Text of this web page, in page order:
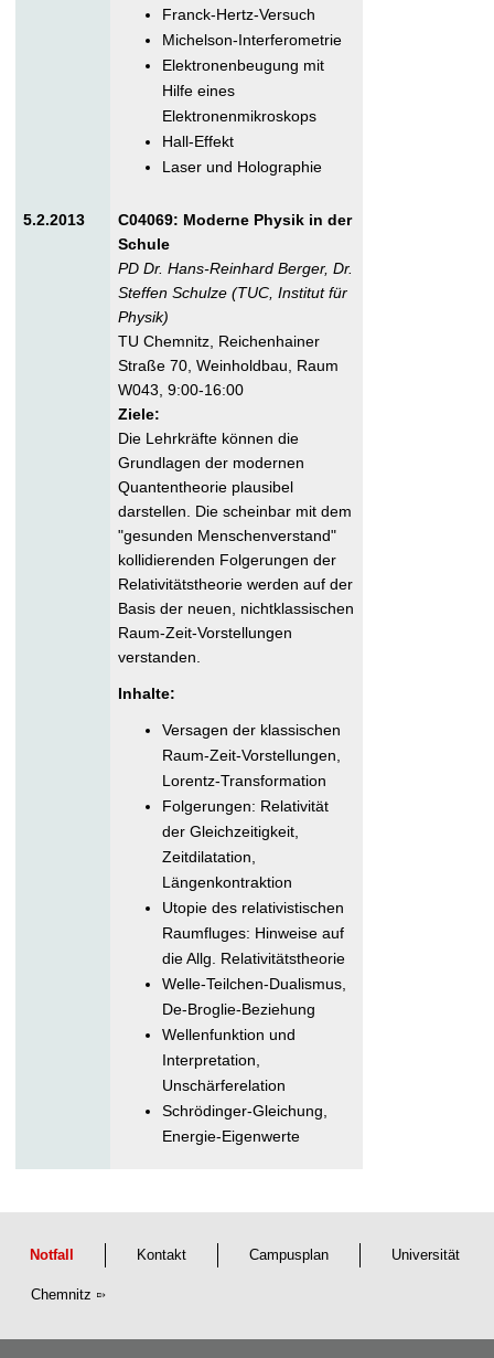
Franck-Hertz-Versuch
Michelson-Interferometrie
Elektronenbeugung mit
Hilfe eines
Elektronenmikroskops
Hall-Effekt
Laser und Holographie
5.2.2013
C04069: Moderne Physik in der
Schule
PD Dr. Hans-Reinhard Berger, Dr.
Steffen Schulze (TUC, Institut für
Physik)
TU Chemnitz, Reichenhainer
Straße 70, Weinholdbau, Raum
W043, 9:00-16:00
Ziele:
Die Lehrkräfte können die
Grundlagen der modernen
Quantentheorie plausibel
darstellen. Die scheinbar mit dem
"gesunden Menschenverstand"
kollidierenden Folgerungen der
Relativitätstheorie werden auf der
Basis der neuen, nichtklassischen
Raum-Zeit-Vorstellungen
verstanden.
Inhalte:
Versagen der klassischen
Raum-Zeit-Vorstellungen,
Lorentz-Transformation
Folgerungen: Relativität
der Gleichzeitigkeit,
Zeitdilatation,
Längenkontraktion
Utopie des relativistischen
Raumfluges: Hinweise auf
die Allg. Relativitätstheorie
Welle-Teilchen-Dualismus,
De-Broglie-Beziehung
Wellenfunktion und
Interpretation,
Unschärferelation
Schrödinger-Gleichung,
Energie-Eigenwerte
Notfall Kontakt Campusplan Universität
Chemnitz